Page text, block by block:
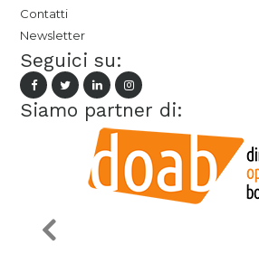
Contatti
Newsletter
Seguici su:
Siamo partner di: